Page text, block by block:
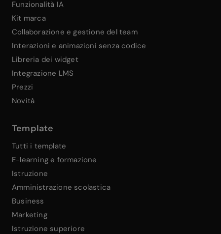
Funzionalità IA
Kit marca
Collaborazione e gestione del team
Interazioni e animazioni senza codice
Libreria dei widget
Integrazione LMS
Prezzi
Novità
Template
Tutti i template
E-learning e formazione
Istruzione
Amministrazione scolastica
Business
Marketing
Istruzione superiore